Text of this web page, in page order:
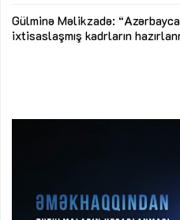
Gülminə Məlikzadə:
ixtisaslaşmış kadrların